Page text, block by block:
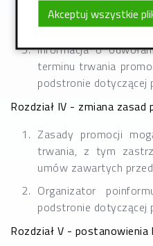
Organizator może
promocji wskazany w
Informacja o
terminu trwania
podstronie dotyczącej
Rozdział IV - zmiana zasad
Zasady promocji
trwania, z tym
umów zawartych
Organizator
podstronie dotyczącej
Rozdział V - postanowienia
Akceptuj wszystkie